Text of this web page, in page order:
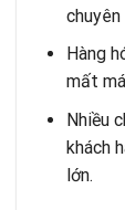
Hàng
mất
Nhiều
khách
lớn.